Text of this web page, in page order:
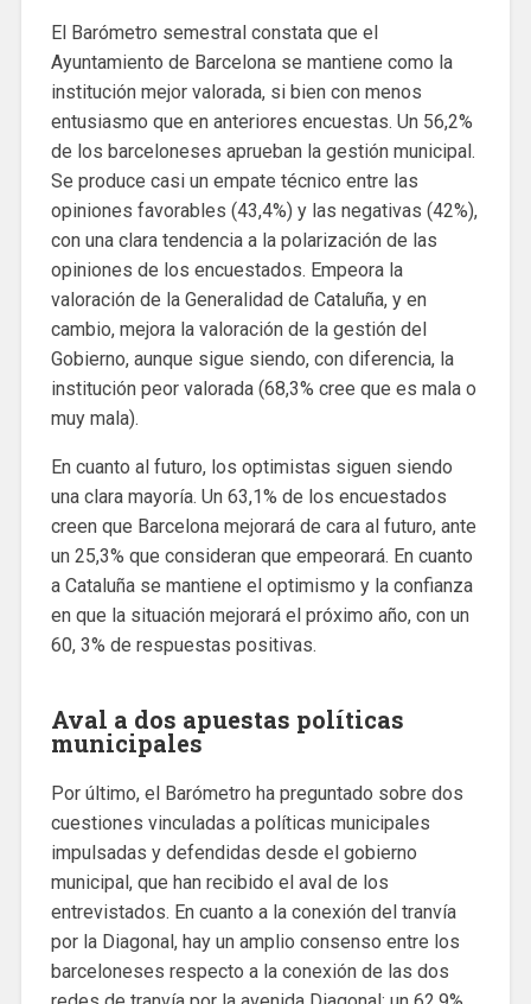
El Barómetro semestral constata que el
Ayuntamiento de Barcelona se mantiene como la
institución mejor valorada, si bien con menos
entusiasmo que en anteriores encuestas. Un 56,2%
de los barceloneses aprueban la gestión municipal.
Se produce casi un empate técnico entre las
opiniones favorables (43,4%) y las negativas (42%),
con una clara tendencia a la polarización de las
opiniones de los encuestados. Empeora la
valoración de la Generalidad de Cataluña, y en
cambio, mejora la valoración de la gestión del
Gobierno, aunque sigue siendo, con diferencia, la
institución peor valorada (68,3% cree que es mala o
muy mala).
En cuanto al futuro, los optimistas siguen siendo
una clara mayoría. Un 63,1% de los encuestados
creen que Barcelona mejorará de cara al futuro, ante
un 25,3% que consideran que empeorará. En cuanto
a Cataluña se mantiene el optimismo y la confianza
en que la situación mejorará el próximo año, con un
60, 3% de respuestas positivas.
Aval a dos apuestas políticas
municipales
Por último, el Barómetro ha preguntado sobre dos
cuestiones vinculadas a políticas municipales
impulsadas y defendidas desde el gobierno
municipal, que han recibido el aval de los
entrevistados. En cuanto a la conexión del tranvía
por la Diagonal, hay un amplio consenso entre los
barceloneses respecto a la conexión de las dos